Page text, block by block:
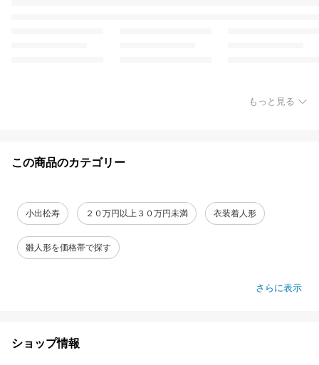
もっと見る
この商品のカテゴリー
小出松寿 ２０万円以上３０万円未満 衣装着人形
雛人形を価格帯で探す
さらに表示
ショップ情報